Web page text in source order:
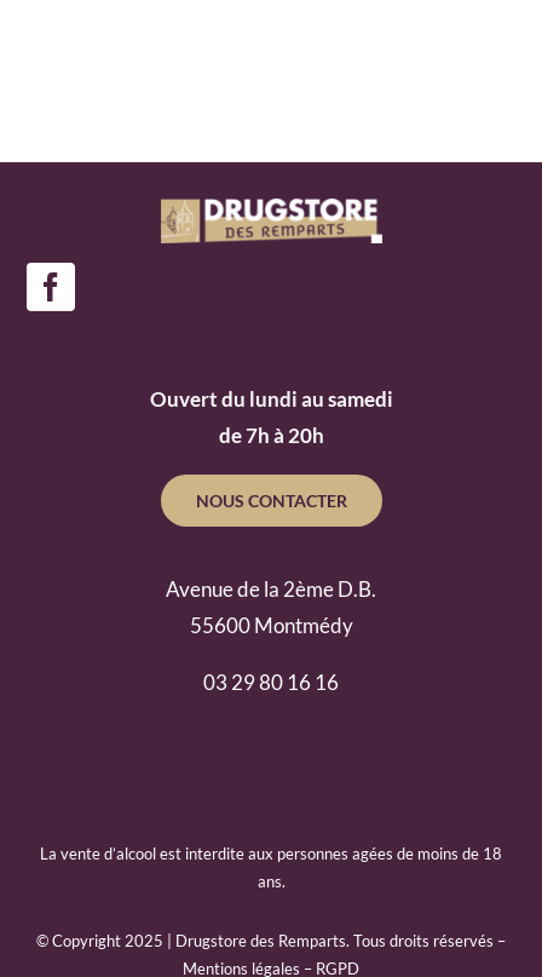
Ouvert du lundi au samedi
de 7h à 20h
NOUS CONTACTER
Avenue de la 2ème D.B.
55600 Montmédy
03 29 80 16 16
La vente d’alcool est interdite aux personnes agées de moins de 18
ans.
© Copyright 2025 | Drugstore des Remparts. Tous droits réservés –
Mentions légales – RGPD